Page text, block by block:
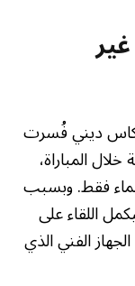
ديني فُسرت
المباراة،
فقط. وبسبب
تيو هيرنانديز في الدقيقة 77 ليكمل اللقاء على
الفني الذي